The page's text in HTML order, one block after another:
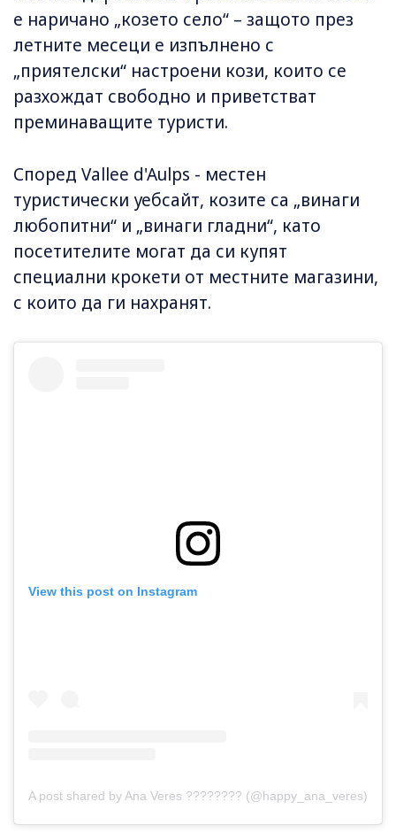
е наричано „козето село“ – защото през
летните месеци е изпълнено с
„приятелски“ настроени кози, които се
разхождат свободно и приветстват
преминаващите туристи.
Според Vallee d'Aulps - местен
туристически уебсайт, козите са „винаги
любопитни“ и „винаги гладни“, като
посетителите могат да си купят
специални крокети от местните магазини,
с които да ги нахранят.
View this post on Instagram
A post shared by Ana Veres ????️‍???? (@happy_ana_veres)